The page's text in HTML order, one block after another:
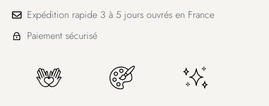
Expédition rapide 3 à 5 jours ouvrés en France
Paiement sécurisé